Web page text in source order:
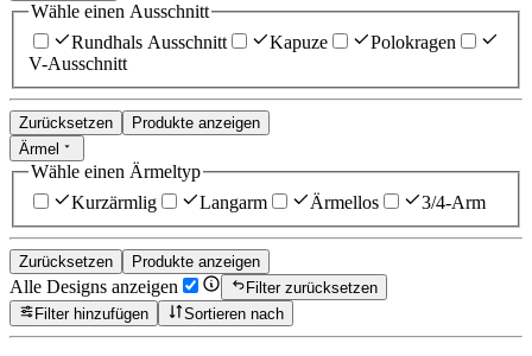
Wähle einen Ausschnitt
Rundhals Ausschnitt
Kapuze
Polokragen
V-Ausschnitt
Zurücksetzen
Produkte anzeigen
Ärmel
Wähle einen Ärmeltyp
Kurzärmlig
Langarm Ärmellos 3/4-Arm
Zurücksetzen Produkte anzeigen
Alle Designs anzeigen
Filter zurücksetzen
Filter hinzufügen
Sortieren nach